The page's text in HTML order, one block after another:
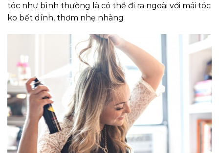
tóc như bình thường là có thể đi ra ngoài với mái tóc
ko bết dính, thơm nhẹ nhàng